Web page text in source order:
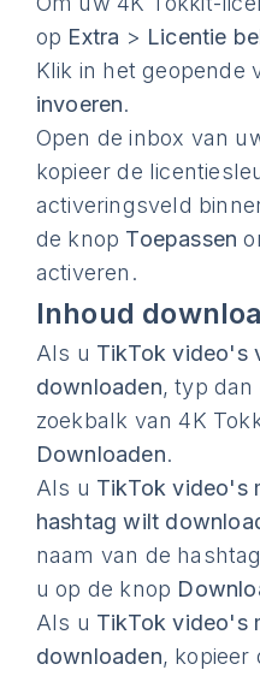
op Extra > Licentie
Klik in het geopende
invoeren.
Open de inbox van
kopieer de
activeringsveld
de knop Toepassen
activeren.
Inhoud
Als u TikTok video's
downloaden, typ dan
zoekbalk van 4K
Downloaden.
Als u TikTok video's
hashtag wilt
naam van de
u op de knop
Als u TikTok video's
downloaden, kopieer